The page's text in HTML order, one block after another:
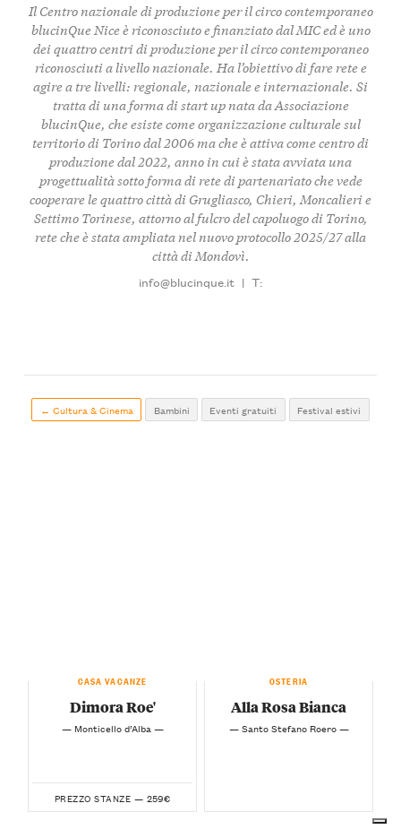
Il Centro nazionale di produzione per il circo contemporaneo
blucinQue Nice è riconosciuto e finanziato dal MIC ed è uno
dei quattro centri di produzione per il circo contemporaneo
riconosciuti a livello nazionale. Ha l’obiettivo di fare rete e
agire a tre livelli: regionale, nazionale e internazionale. Si
tratta di una forma di start up nata da Associazione
blucinQue, che esiste come organizzazione culturale sul
territorio di Torino dal 2006 ma che è attiva come centro di
produzione dal 2022, anno in cui è stata avviata una
progettualità sotto forma di rete di partenariato che vede
cooperare le quattro città di Grugliasco, Chieri, Moncalieri e
Settimo Torinese, attorno al fulcro del capoluogo di Torino,
rete che è stata ampliata nel nuovo protocollo 2025/27 alla
città di Mondovì.
info@blucinque.it | T:
← Cultura & Cinema Bambini Eventi gratuiti Festival estivi
CASA VACANZE
Dimora Roe'
— Monticello d’Alba —
PREZZO STANZE — 259€
OSTERIA
Alla Rosa Bianca
— Santo Stefano Roero —